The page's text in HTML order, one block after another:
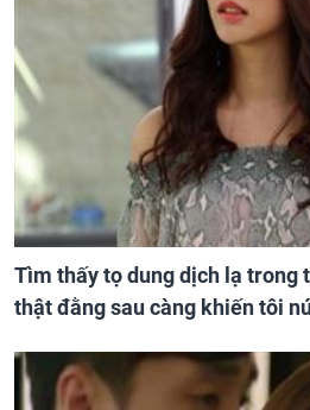
Tìm thấy tọ dung dịch lạ trong
thật đằng sau càng khiến tôi